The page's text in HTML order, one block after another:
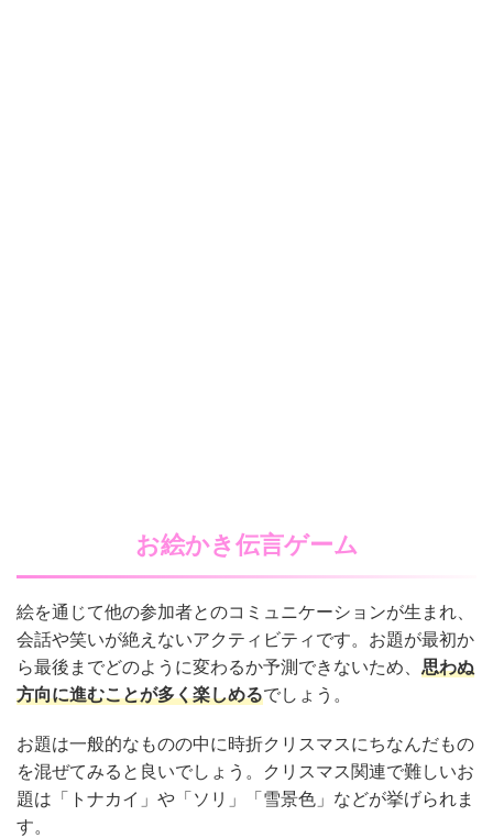
お絵かき伝言ゲーム
絵を通じて他の参加者とのコミュニケーションが生まれ、
会話や笑いが絶えないアクティビティです。お題が最初か
ら最後までどのように変わるか予測できないため、 思わぬ
方向に進むことが多く楽しめるでしょう。
お題は一般的なものの中に時折クリスマスにちなんだもの
を混ぜてみると良いでしょう。クリスマス関連で難しいお
題は「トナカイ」や「ソリ」「雪景色」などが挙げられま
す。